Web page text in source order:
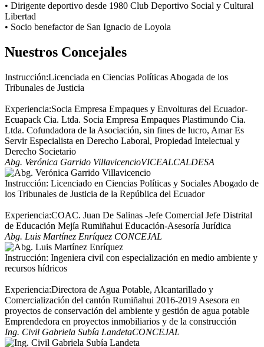
• Dirigente deportivo desde 1980 Club Deportivo Social y Cultural
Libertad
• Socio benefactor de San Ignacio de Loyola
Nuestros Concejales
Instrucción:Licenciada en Ciencias Políticas Abogada de los
Tribunales de Justicia
Experiencia:Socia Empresa Empaques y Envolturas del Ecuador-
Ecuapack Cia. Ltda. Socia Empresa Empaques Plastimundo Cia.
Ltda. Cofundadora de la Asociación, sin fines de lucro, Amar Es
Servir Especialista en Derecho Laboral, Propiedad Intelectual y
Derecho Societario
Abg. Verónica Garrido VillavicencioVICEALCALDESA
Instrucción: Licenciado en Ciencias Políticas y Sociales Abogado de
los Tribunales de Justicia de la República del Ecuador
Experiencia:COAC. Juan De Salinas -Jefe Comercial Jefe Distrital
de Educación Mejía Rumiñahui Educación-Asesoría Jurídica
Abg. Luis Martínez Enríquez CONCEJAL
Instrucción: Ingeniera civil con especialización en medio ambiente y
recursos hídricos
Experiencia:Directora de Agua Potable, Alcantarillado y
Comercialización del cantón Rumiñahui 2016-2019 Asesora en
proyectos de conservación del ambiente y gestión de agua potable
Emprendedora en proyectos inmobiliarios y de la construcción
Ing. Civil Gabriela Subía LandetaCONCEJAL